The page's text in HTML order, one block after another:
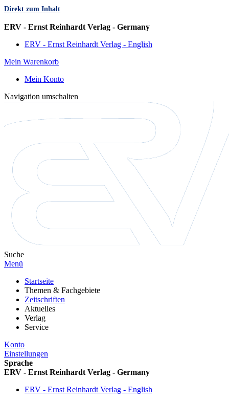
Direkt zum Inhalt
ERV - Ernst Reinhardt Verlag - Germany
ERV - Ernst Reinhardt Verlag - English
Mein Warenkorb
Mein Konto
Navigation umschalten
Suche
Menü
Startseite
Themen & Fachgebiete
Zeitschriften
Aktuelles
Verlag
Service
Konto
Einstellungen
Sprache
ERV - Ernst Reinhardt Verlag - Germany
ERV - Ernst Reinhardt Verlag - English